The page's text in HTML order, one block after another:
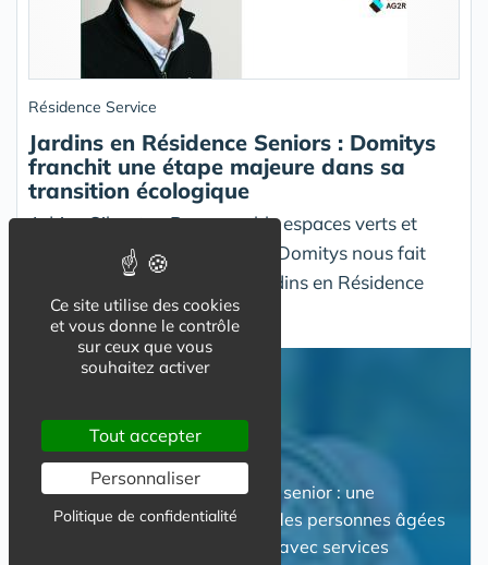
Résidence Service
Jardins en Résidence Seniors : Domitys
franchit une étape majeure dans sa
transition écologique
Adrien Silvestre, Responsable espaces verts et
aménagements extérieurs de Domitys nous fait
découvrir avec passion les jardins en Résidence
Senior
Résidence Service
Résidence avec services pour senior : une
alternative pour le logement des personnes âgées
et les seniors. Ces résidences avec services
Ce site utilise des cookies
et vous donne le contrôle
sur ceux que vous
souhaitez activer
Tout accepter
Personnaliser
Politique de confidentialité